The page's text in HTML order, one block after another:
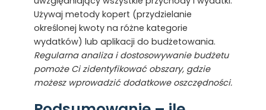
Używaj metody kopert (przydzielanie
określonej kwoty na różne kategorie
wydatków) lub aplikacji do budżetowania.
Regularna analiza i dostosowywanie budżetu
pomoże Ci zidentyfikować obszary, gdzie
możesz wprowadzić dodatkowe oszczędności.